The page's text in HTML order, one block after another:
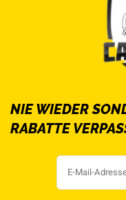
NIE WIEDER
RABATTE